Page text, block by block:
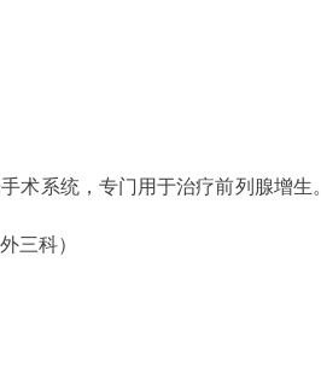
术系统，专门用于治疗前列腺增
三科）